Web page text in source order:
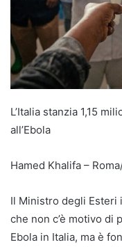
L’Italia stanzia 1,15
all’Ebola
Hamed Khalifa –
Il Ministro degli Esteri
che non c’è motivo di
Ebola in Italia, ma è